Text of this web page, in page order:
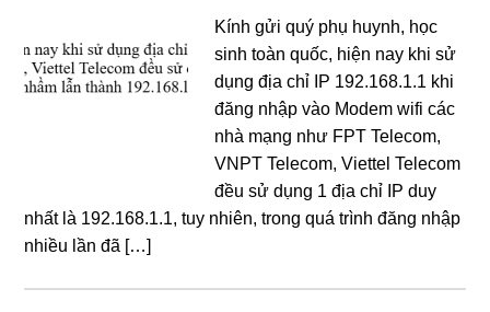
Kính gửi quý phụ huynh, học
sinh toàn quốc, hiện nay khi sử
dụng địa chỉ IP 192.168.1.1 khi
đăng nhập vào Modem wifi các
nhà mạng như FPT Telecom,
VNPT Telecom, Viettel Telecom
đều sử dụng 1 địa chỉ IP duy
nhất là 192.168.1.1, tuy nhiên, trong quá trình đăng nhập
nhiều lần đã […]